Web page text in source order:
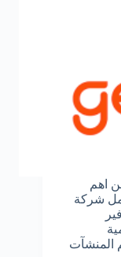
اهم
شركة
المنشآت